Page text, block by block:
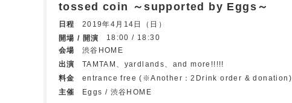
tossed coin ～supported by Eggs～
日程
2019年4月14日（日）
開場 / 開演
18:00 / 18:30
会場
渋谷HOME
出演
TAMTAM、yardlands、and more!!!!!
料金
entrance free (※Another：2Drink order & donation)
主催
Eggs / 渋谷HOME